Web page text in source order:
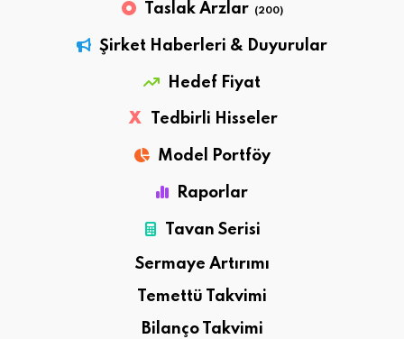
Taslak Arzlar (200)
Şirket Haberleri & Duyurular
Hedef Fiyat
X Tedbirli Hisseler
Model Portföy
Raporlar
Tavan Serisi
Sermaye Artırımı
Temettü Takvimi
Bilanço Takvimi